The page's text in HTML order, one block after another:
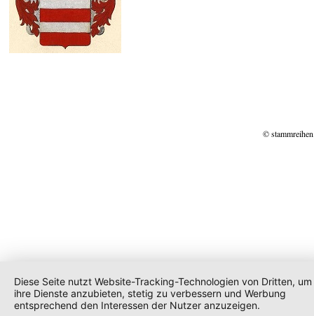
©
Diese Seite nutzt Website-Tracking-Technologien von Dritten, um
ihre Dienste anzubieten, stetig zu verbessern und Werbung
entsprechend den Interessen der Nutzer anzuzeigen.